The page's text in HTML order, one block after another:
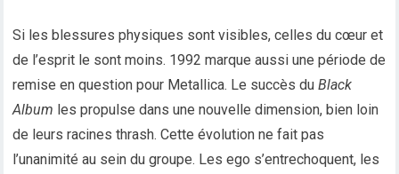
Si les blessures physiques sont visibles, celles du cœur et
de l’esprit le sont moins. 1992 marque aussi une période de
remise en question pour Metallica. Le succès duBlack
Album les propulse dans une nouvelle dimension, bien loin
de leurs racines thrash. Cette évolution ne fait pas
l’unanimité au sein du groupe. Les ego s’entrechoquent, les